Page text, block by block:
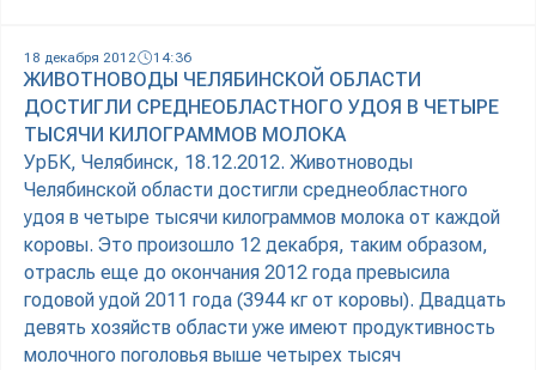
18 декабря 2012 14:36
ЖИВОТНОВОДЫ ЧЕЛЯБИНСКОЙ ОБЛАСТИ
ДОСТИГЛИ СРЕДНЕОБЛАСТНОГО УДОЯ В ЧЕТЫРЕ
ТЫСЯЧИ КИЛОГРАММОВ МОЛОКА
УрБК, Челябинск, 18.12.2012. Животноводы
Челябинской области достигли среднеобластного
удоя в четыре тысячи килограммов молока от каждой
коровы. Это произошло 12 декабря, таким образом,
отрасль еще до окончания 2012 года превысила
годовой удой 2011 года (3944 кг от коровы). Двадцать
девять хозяйств области уже имеют продуктивность
молочного поголовья выше четырех тысяч